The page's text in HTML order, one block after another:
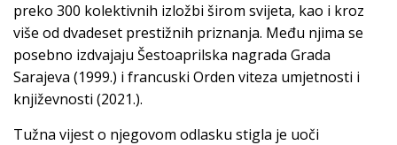
preko 300 kolektivnih izložbi širom svijeta, kao i kroz
više od dvadeset prestižnih priznanja. Među njima se
posebno izdvajaju Šestoaprilska nagrada Grada
Sarajeva (1999.) i francuski Orden viteza umjetnosti i
književnosti (2021.).
Tužna vijest o njegovom odlasku stigla je uoči